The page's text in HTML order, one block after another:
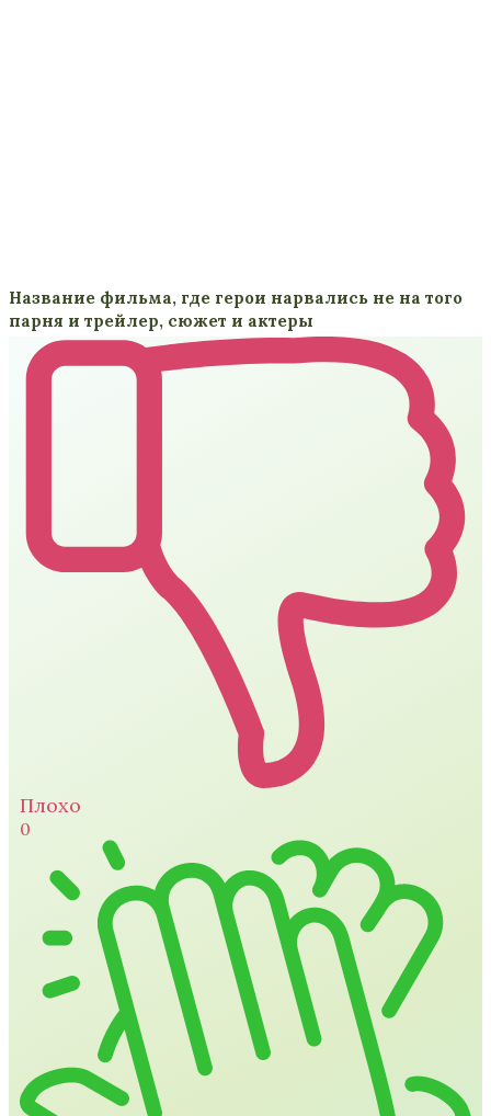
Название фильма, где герои нарвались не на того
парня и трейлер, сюжет и актеры
Плохо
0